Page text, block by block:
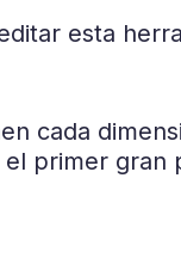
esta
cada
primer gran